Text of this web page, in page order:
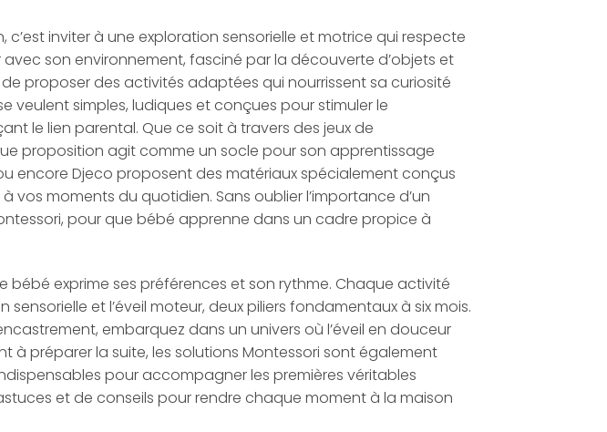
inviter à une exploration sensorielle et motrice qui respecte
son environnement, fasciné par la découverte d’objets et
proposer des activités adaptées qui nourrissent sa curiosité
veulent simples, ludiques et conçues pour stimuler le
le lien parental. Que ce soit à travers des jeux de
proposition agit comme un socle pour son apprentissage
encore Djeco proposent des matériaux spécialement conçus
vos moments du quotidien. Sans oublier l’importance d’un
pour que bébé apprenne dans un cadre propice à
bébé exprime ses préférences et son rythme. Chaque activité
et l’éveil moteur, deux piliers fondamentaux à six mois.
embarquez dans un univers où l’éveil en douceur
à préparer la suite, les solutions Montessori sont également
pour accompagner les premières véritables
et de conseils pour rendre chaque moment à la maison